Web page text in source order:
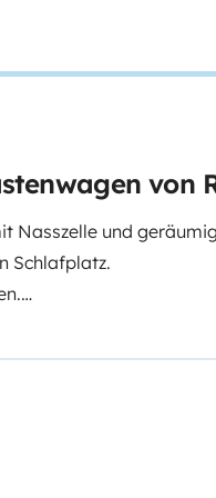
von
Nasszelle und
Schlafplatz.
und
4 Schlafplätze.
Haftpflicht-, Kollisions-